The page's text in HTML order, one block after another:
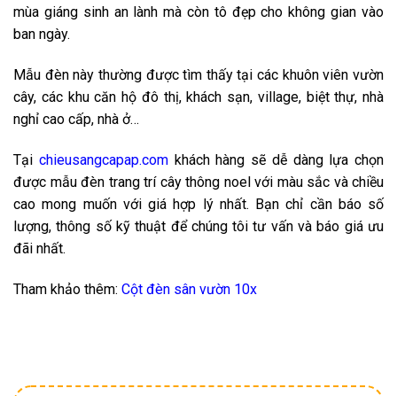
mùa giáng sinh an lành mà còn tô đẹp cho không gian vào
ban ngày.
Mẫu đèn này thường được tìm thấy tại các khuôn viên vườn
cây, các khu căn hộ đô thị, khách sạn, village, biệt thự, nhà
nghỉ cao cấp, nhà ở…
Tại chieusangcapap.comkhách hàng sẽ dễ dàng lựa chọn
được mẫu đèn trang trí cây thông noel với màu sắc và chiều
cao mong muốn với giá hợp lý nhất. Bạn chỉ cần báo số
lượng, thông số kỹ thuật để chúng tôi tư vấn và báo giá ưu
đãi nhất.
Tham khảo thêm: Cột đèn sân vườn 10x